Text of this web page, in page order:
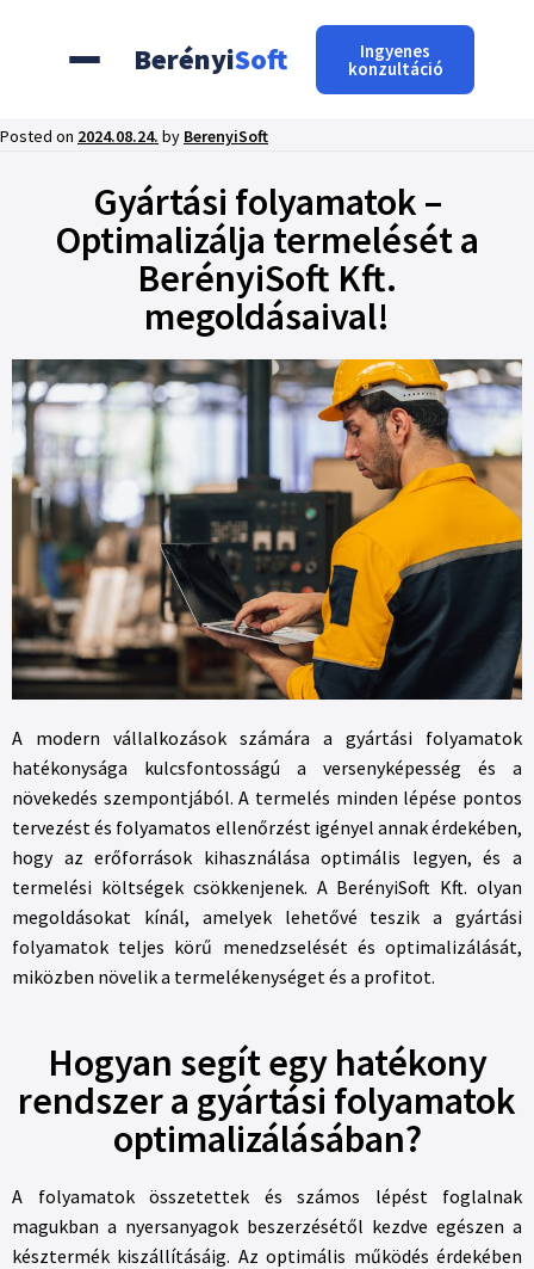
BerényiSoft Ingyenes
konzultáció
Posted on 2024.08.24. by BerenyiSoft
Gyártási folyamatok –
Optimalizálja termelését a
BerényiSoft Kft.
megoldásaival!
A modern vállalkozások számára a gyártási folyamatok
hatékonysága kulcsfontosságú a versenyképesség és a
növekedés szempontjából. A termelés minden lépése pontos
tervezést és folyamatos ellenőrzést igényel annak érdekében,
hogy az erőforrások kihasználása optimális legyen, és a
termelési költségek csökkenjenek. A BerényiSoft Kft. olyan
megoldásokat kínál, amelyek lehetővé teszik a gyártási
folyamatok teljes körű menedzselését és optimalizálását,
miközben növelik a termelékenységet és a profitot.
Hogyan segít egy hatékony
rendszer a gyártási folyamatok
optimalizálásában?
A folyamatok összetettek és számos lépést foglalnak
magukban a nyersanyagok beszerzésétől kezdve egészen a
késztermék kiszállításáig. Az optimális működés érdekében